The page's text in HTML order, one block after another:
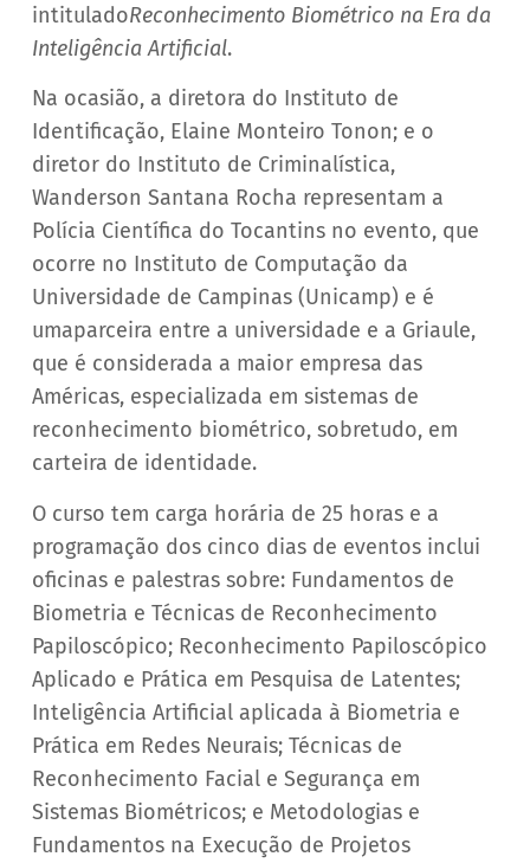
intituladoReconhecimento Biométrico na Era da
Inteligência Artificial.
Na ocasião, a diretora do Instituto de
Identificação, Elaine Monteiro Tonon; e o
diretor do Instituto de Criminalística,
Wanderson Santana Rocha representam a
Polícia Científica do Tocantins no evento, que
ocorre no Instituto de Computação da
Universidade de Campinas (Unicamp) e é
umaparceira entre a universidade e a Griaule,
que é considerada a maior empresa das
Américas, especializada em sistemas de
reconhecimento biométrico, sobretudo, em
carteira de identidade.
O curso tem carga horária de 25 horas e a
programação dos cinco dias de eventos inclui
oficinas e palestras sobre: Fundamentos de
Biometria e Técnicas de Reconhecimento
Papiloscópico; Reconhecimento Papiloscópico
Aplicado e Prática em Pesquisa de Latentes;
Inteligência Artificial aplicada à Biometria e
Prática em Redes Neurais; Técnicas de
Reconhecimento Facial e Segurança em
Sistemas Biométricos; e Metodologias e
Fundamentos na Execução de Projetos